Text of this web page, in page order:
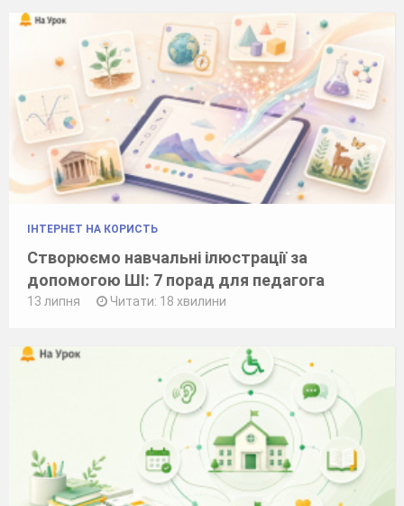
ІНТЕРНЕТ НА КОРИСТЬ
Створюємо навчальні ілюстрації за
допомогою ШІ: 7 порад для педагога
13 липня Читати: 18 хвилини